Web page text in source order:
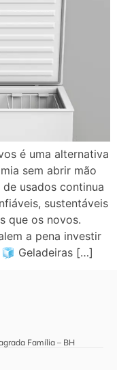
é uma alternativa
sem abrir mão
usados continua
sustentáveis
que os novos.
a pena investir
Geladeiras […]
Família – BH